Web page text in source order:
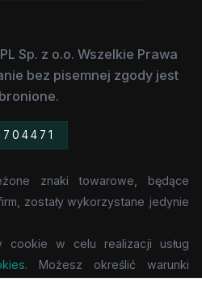
Sp. z o.o. Wszelkie Prawa
bez pisemnej zgody jest
znaki towarowe, będące
zostały wykorzystane jedynie
cookie w celu realizacji usług
. Możesz określić warunki